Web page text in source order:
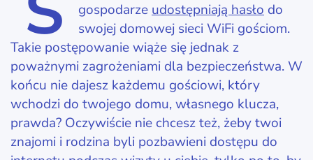
gospodarze udostępniają hasło do
swojej domowej sieci WiFi gościom.
Takie postępowanie wiąże się jednak z
poważnymi zagrożeniami dla bezpieczeństwa. W
końcu nie dajesz każdemu gościowi, który
wchodzi do twojego domu, własnego klucza,
prawda? Oczywiście nie chcesz też, żeby twoi
znajomi i rodzina byli pozbawieni dostępu do